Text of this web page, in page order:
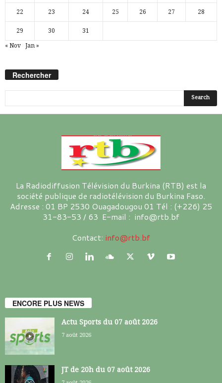
22 23 24 25 26 27 28
29 30 31
« Nov Jan »
Rechercher
La Radiodiffusion Télévision du Burkina (RTB) est la
société publique de radiotélévision du Burkina Faso.
Adresse : 01 BP 2530 Ouagadougou 01 Tél : (+226) 25
31-83-53 / 63 E-mail : info@rtb.bf
Contact: info@rtb.bf
ENCORE PLUS NEWS
Actu Sports du 07 août 2026
7 août 2026
JT de 20h du 07 août 2026